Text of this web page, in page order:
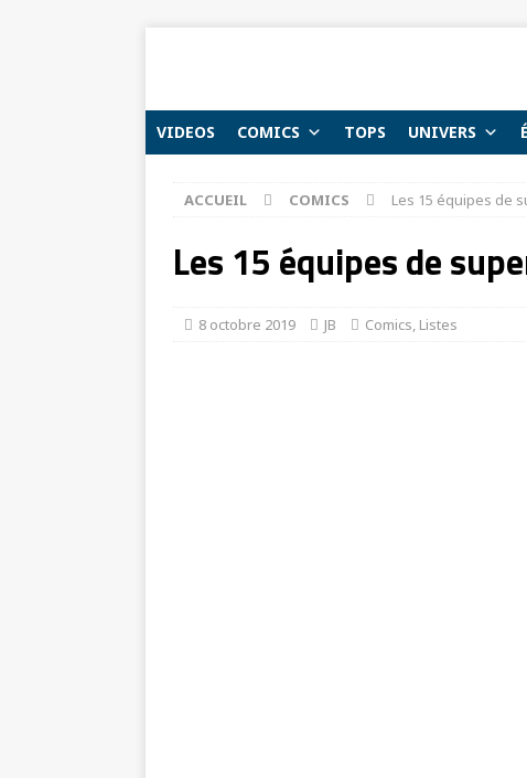
VIDEOS COMICS TOPS UNIVERS
ACCUEIL COMICS Les 15 équipes de
Les 15 équipes de
8 octobre 2019 JB Comics, Listes